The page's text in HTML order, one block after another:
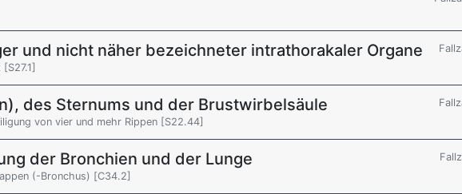
und nicht näher bezeichneter intrathorakaler Organe
des Sternums und der Brustwirbelsäule
von vier und mehr Rippen [S22.44]
der Bronchien und der Lunge
(-Bronchus) [C34.2]